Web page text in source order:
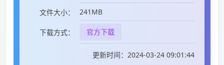
文件大小：
241MB
下载方式： 官方下载
更新时间：2024-03-24 09:01:44